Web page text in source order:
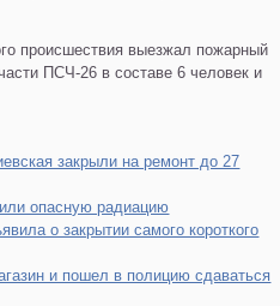
происшествия выезжал пожарный
ПСЧ-26 в составе 6 человек и
закрыли на ремонт до 27
опасную радиацию
о закрытии самого короткого
и пошел в полицию сдаваться